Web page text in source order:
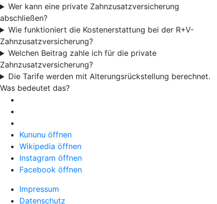
Wer kann eine private Zahnzusatzversicherung
abschließen?
Wie funktioniert die Kostenerstattung bei der R+V-
Zahnzusatzversicherung?
Welchen Beitrag zahle ich für die private
Zahnzusatzversicherung?
Die Tarife werden mit Alterungsrückstellung berechnet.
Was bedeutet das?
Kununu öffnen
Wikipedia öffnen
Instagram öffnen
Facebook öffnen
Impressum
Datenschutz